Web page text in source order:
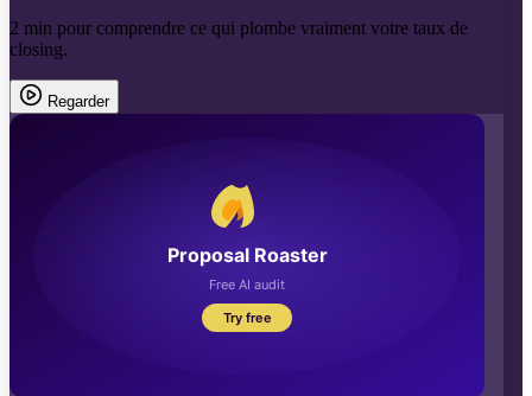
2 min pour comprendre ce qui plombe vraiment votre taux de
closing.
Regarder